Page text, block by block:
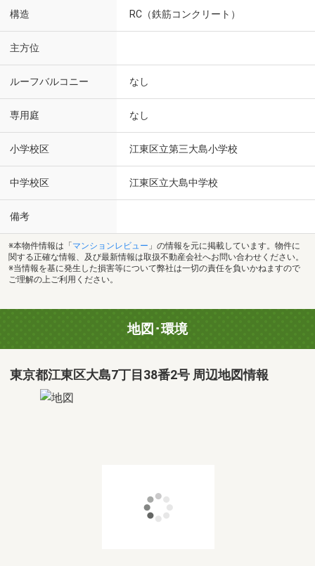
構造 RC（鉄筋コンクリート）
主方位
ルーフバルコニー なし
専用庭 なし
小学校区 江東区立第三大島小学校
中学校区 江東区立大島中学校
備考
※本物件情報は「 マンションレビュー 」の情報を元に掲載しています。物件に
関する正確な情報、及び最新情報は取扱不動産会社へお問い合わせください。
※当情報を基に発生した損害等について弊社は一切の責任を負いかねますので
ご理解の上ご利用ください。
地図･環境
東京都江東区大島7丁目38番2号 周辺地図情報